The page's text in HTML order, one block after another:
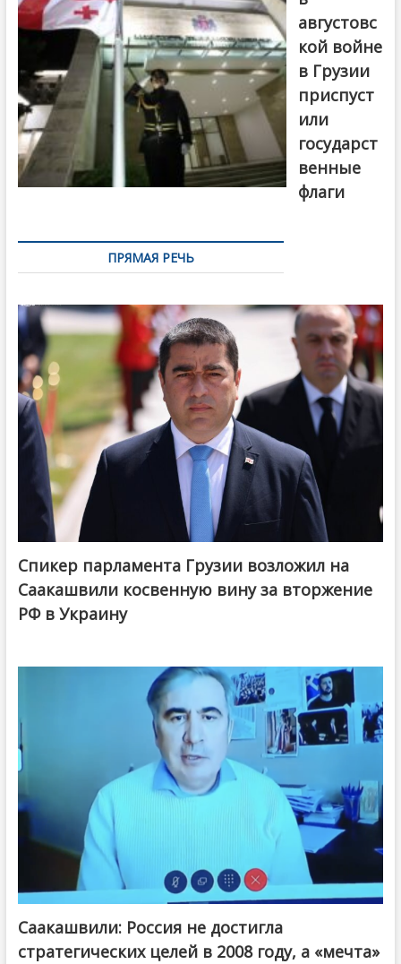
августовс
кой войне
в Грузии
приспуст
или
государст
венные
флаги
ПРЯМАЯ РЕЧЬ
Спикер парламента Грузии возложил на
Саакашвили косвенную вину за вторжение
РФ в Украину
Саакашвили: Россия не достигла
стратегических целей в 2008 году, а «мечта»